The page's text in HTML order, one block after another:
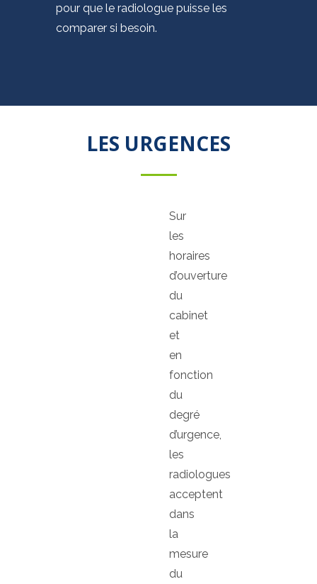
pour que le radiologue puisse les
comparer si besoin.
LES URGENCES
Sur
les
horaires
d’ouverture
du
cabinet
et
en
fonction
du
degré
d’urgence,
les
radiologues
acceptent
dans
la
mesure
du